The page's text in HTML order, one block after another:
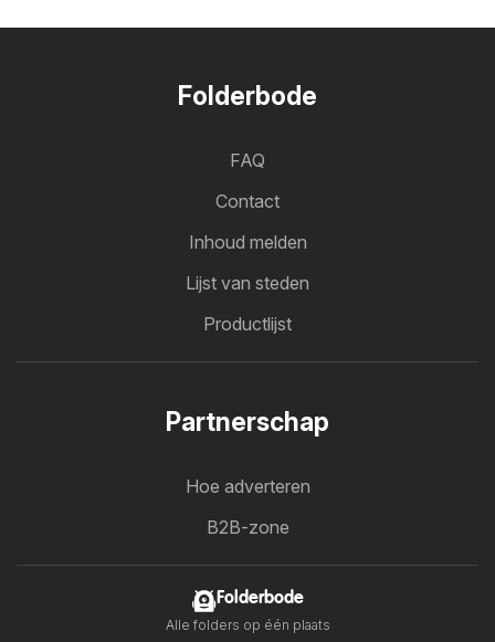
Folderbode
FAQ
Contact
Inhoud melden
Lijst van steden
Productlijst
Partnerschap
Hoe adverteren
B2B-zone
Folderbode
Alle folders op één plaats